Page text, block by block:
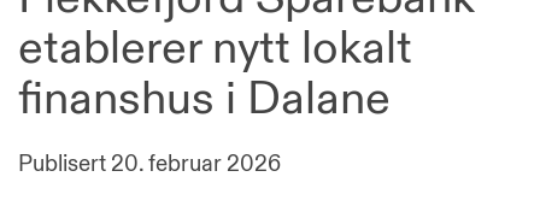
etablerer nytt lokalt
finanshus i Dalane
Publisert 20. februar 2026